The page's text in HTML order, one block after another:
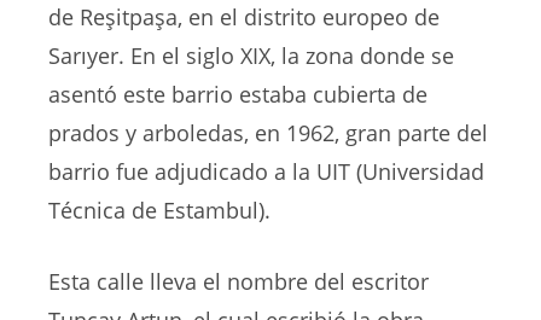
de Reşitpaşa, en el distrito europeo de
Sarıyer. En el siglo XIX, la zona donde se
asentó este barrio estaba cubierta de
prados y arboledas, en 1962, gran parte del
barrio fue adjudicado a la UIT (Universidad
Técnica de Estambul).
Esta calle lleva el nombre del escritor